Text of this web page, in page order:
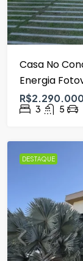
Casa No
Energia
3 5
DESTAQUE